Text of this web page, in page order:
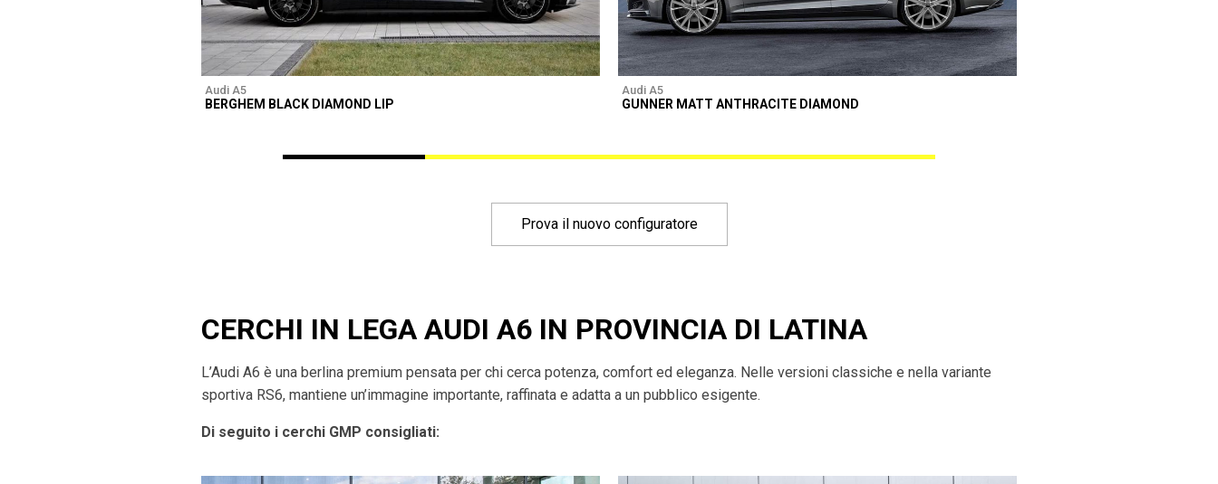
Audi A5
BERGHEM BLACK DIAMOND LIP
Audi A5
GUNNER MATT ANTHRACITE DIAMOND
Prova il nuovo configuratore
CERCHI IN LEGA AUDI A6 IN PROVINCIA DI LATINA
L’Audi A6 è una berlina premium pensata per chi cerca potenza, comfort ed eleganza. Nelle versioni classiche e nella variante
sportiva RS6, mantiene un’immagine importante, raffinata e adatta a un pubblico esigente.
Di seguito i cerchi GMP consigliati: